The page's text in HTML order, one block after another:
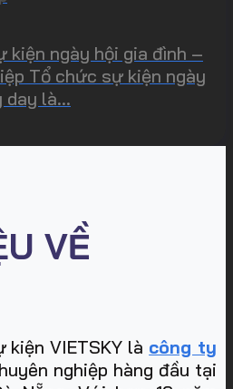
ngày hội gia đình –
Tổ chức sự kiện ngày
day là...
VỀ
VIETSKY là công ty
nghiệp hàng đầu tại